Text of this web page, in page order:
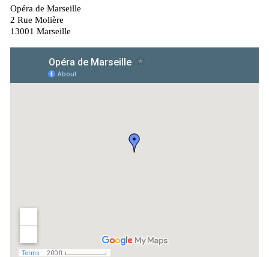
Opéra de Marseille
2 Rue Molière
13001 Marseille